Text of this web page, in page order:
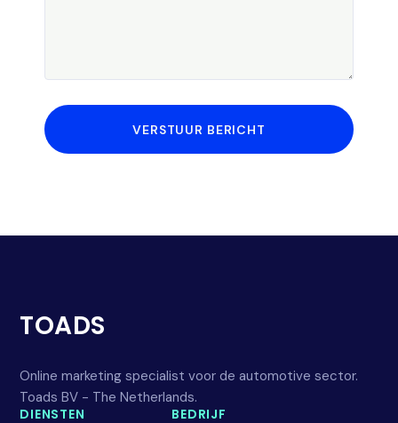
VERSTUUR BERICHT
TOADS
Online marketing specialist voor de automotive sector.
Toads BV - The Netherlands.
DIENSTEN
BEDRIJF